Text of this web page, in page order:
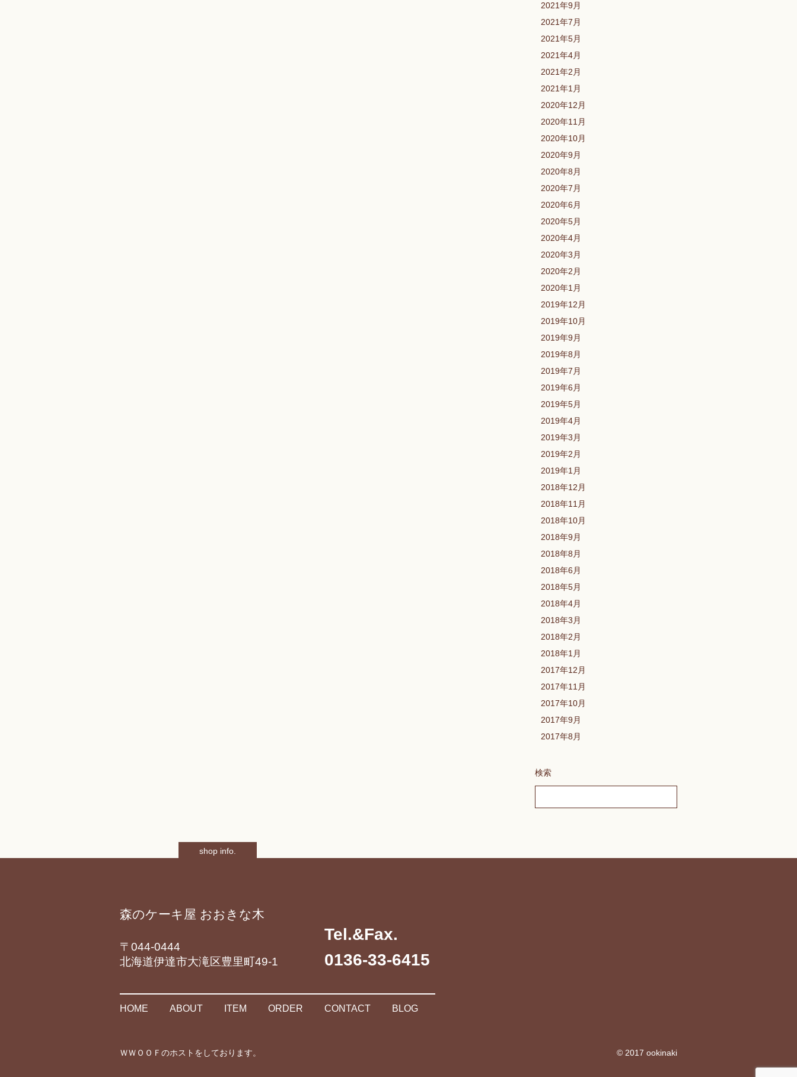
2021年9月
2021年7月
2021年5月
2021年4月
2021年2月
2021年1月
2020年12月
2020年11月
2020年10月
2020年9月
2020年8月
2020年7月
2020年6月
2020年5月
2020年4月
2020年3月
2020年2月
2020年1月
2019年12月
2019年10月
2019年9月
2019年8月
2019年7月
2019年6月
2019年5月
2019年4月
2019年3月
2019年2月
2019年1月
2018年12月
2018年11月
2018年10月
2018年9月
2018年8月
2018年6月
2018年5月
2018年4月
2018年3月
2018年2月
2018年1月
2017年12月
2017年11月
2017年10月
2017年9月
2017年8月
検索
shop info.
森のケーキ屋 おおきな木
〒044-0444
北海道伊達市大滝区豊里町49-1
Tel.&Fax.
0136-33-6415
HOME ABOUT ITEM ORDER CONTACT BLOG
ＷＷＯＯＦのホストをしております。 © 2017 ookinaki